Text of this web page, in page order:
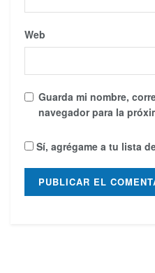
Web
Guarda mi nombre,
navegador para la
Sí, agrégame a tu lista